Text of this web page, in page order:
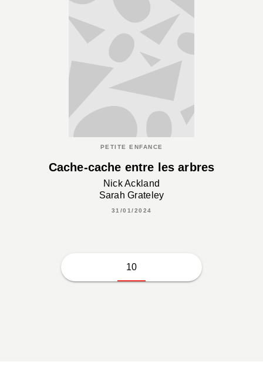
PETITE ENFANCE
Cache-cache entre les arbres
Nick Ackland
Sarah Grateley
31/01/2024
10